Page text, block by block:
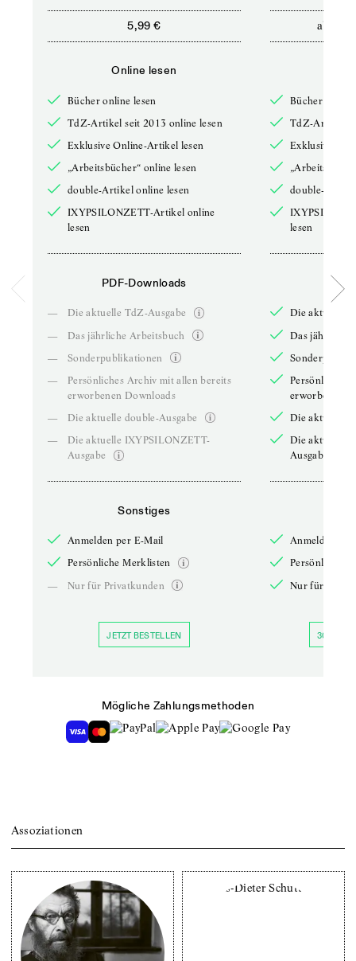
5,99 €
Online lesen
Bücher online lesen
TdZ-Artikel seit 2013 online lesen
Exklusive Online-Artikel lesen
„Arbeitsbücher“ online lesen
double-Artikel online lesen
IXYPSILONZETT-Artikel online
lesen
PDF-Downloads
—
Die aktuelle TdZ-Ausgabe
—
Das jährliche Arbeitsbuch
—
Sonderpublikationen
—
Persönliches Archiv mit allen bereits
erworbenen Downloads
—
Die aktuelle double-Ausgabe
—
Die aktuelle IXYPSILONZETT-
Ausgabe
Sonstiges
Anmelden per E-Mail
Persönliche Merklisten
—
Nur für Privatkunden
JETZT BESTELLEN
ab
Bücher online
TdZ-Artikel
Exklusive
double-
lesen
Die aktuelle
Das jährliche
Persönliches
erworbenen
Die aktuelle
Die aktuelle
Ausgabe
Anmelden
Persönliche
Nur für
30 TAGE
Mögliche Zahlungsmethoden
Assoziationen